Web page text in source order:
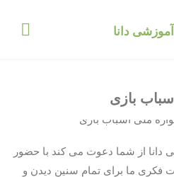
دانا
بازی
از شما دعوت می کند با حضور
فکری ما برای تمام سنین دیدن و